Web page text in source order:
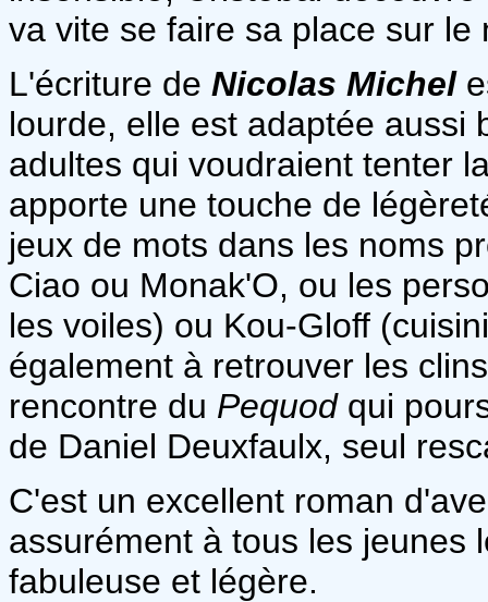
va vite se faire sa place sur le
L'écriture de Nicolas Michel
lourde, elle est adaptée aussi
adultes qui voudraient tenter
apporte une touche de
jeux de mots dans les noms
Ciao ou Monak'O, ou les
les voiles) ou Kou-Gloff
également à retrouver les
rencontre du Pequod qui
de Daniel Deuxfaulx, seul
C'est un excellent roman
assurément à tous les jeunes
fabuleuse et légère.